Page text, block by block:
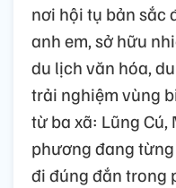
nơi hội tụ bản sắc
anh em, sở hữu
du lịch văn hóa,
trải nghiệm vùng
từ ba xã: Lũng Cú,
phương đang
đi đúng đắn trong